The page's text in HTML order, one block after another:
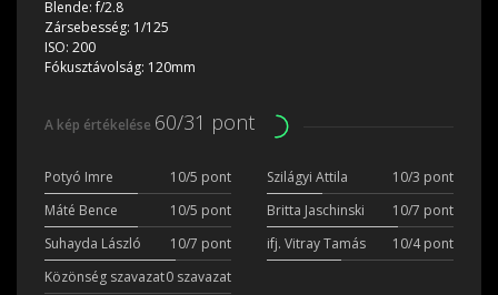
Blende:f/2.8
Zársebesség: 1/125
ISO: 200
Fókusztávolság: 120mm
A kép értékelése 60/31 pont
Potyó Imre 10/5 pont Szilágyi Attila
10/3 pont
Máté Bence
10/5 pont Britta Jaschinski
10/7 pont
Suhayda László
10/7 pont ifj. Vitray Tamás
10/4 pont
Közönség szavazat0 szavazat